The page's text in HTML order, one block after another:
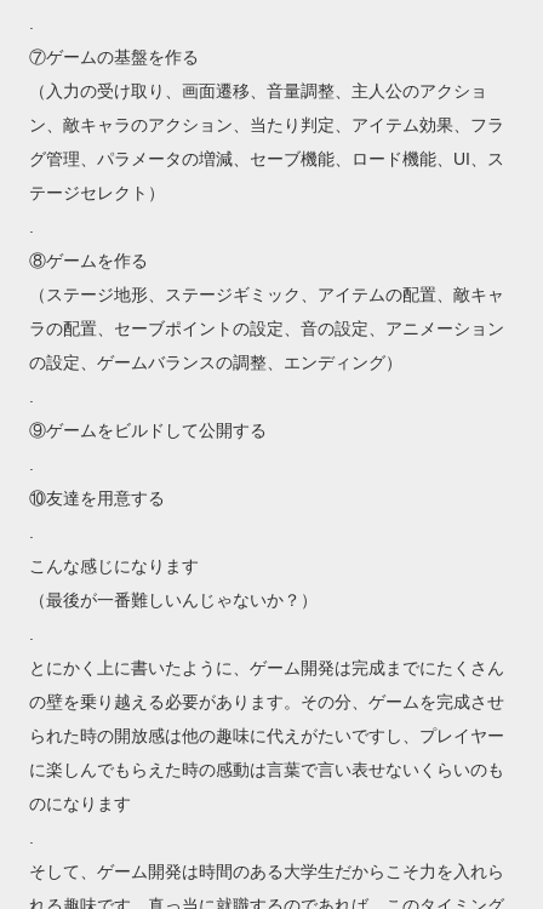
⑦ゲームの基盤を作る
（入力の受け取り、画面遷移、音量調整、主人公のアクショ
ン、敵キャラのアクション、当たり判定、アイテム効果、フラ
グ管理、パラメータの増減、セーブ機能、ロード機能、UI、ス
テージセレクト）
⑧ゲームを作る
（ステージ地形、ステージギミック、アイテムの配置、敵キャ
ラの配置、セーブポイントの設定、音の設定、アニメーション
の設定、ゲームバランスの調整、エンディング）
⑨ゲームをビルドして公開する
⑩友達を用意する
こんな感じになります
（最後が一番難しいんじゃないか？）
とにかく上に書いたように、ゲーム開発は完成までにたくさん
の壁を乗り越える必要があります。その分、ゲームを完成させ
られた時の開放感は他の趣味に代えがたいですし、プレイヤー
に楽しんでもらえた時の感動は言葉で言い表せないくらいのも
のになります
そして、ゲーム開発は時間のある大学生だからこそ力を入れら